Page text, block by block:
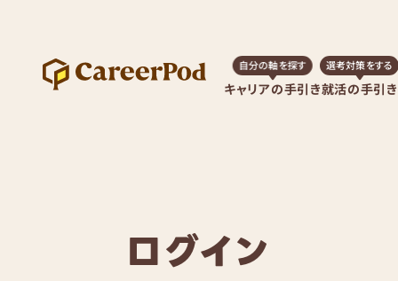
キャリアの手引き
自分の軸を探す
就活の手引き
選考対策をする
ログイン